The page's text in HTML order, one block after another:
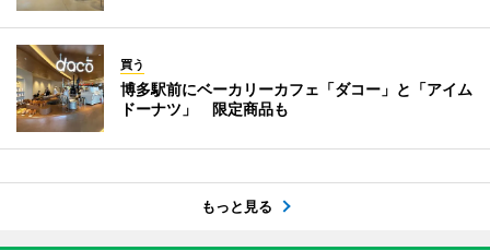
買う
博多駅前にベーカリーカフェ「ダコー」と「アイム
ドーナツ」 限定商品も
もっと見る